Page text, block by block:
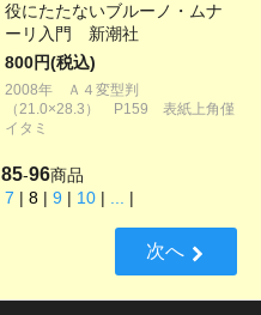
役にたたないブルーノ・ムナ
ーリ入門 新潮社
800円(税込)
2008年 Ａ４変型判
（21.0×28.3） P159 表紙上角僅
イタミ
85-96商品
7 | 8 | 9 | 10 | ... |
次へ